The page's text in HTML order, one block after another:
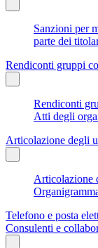
Sanzioni per
parte dei
Rendiconti gruppi
Rendiconti
Atti degli
Articolazione degli
Articolazione
Telefono e posta
Consulenti e